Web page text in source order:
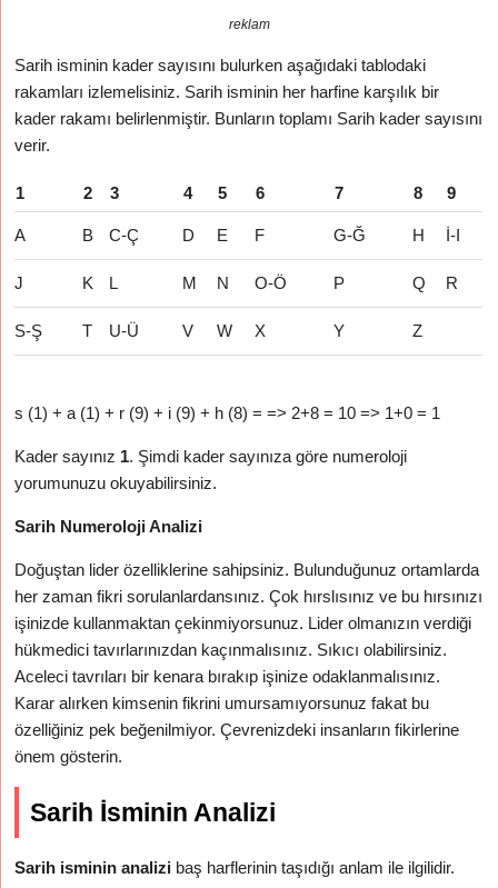
reklam
Sarih isminin kader sayısını bulurken aşağıdaki tablodaki
rakamları izlemelisiniz. Sarih isminin her harfine karşılık bir
kader rakamı belirlenmiştir. Bunların toplamı Sarih kader sayısını
verir.
1 2 3 4 5 6 7 8 9
A B C-Ç D E F G-Ğ H İ-I
J K L M N O-Ö P Q R
S-Ş T U-Ü V W X Y Z
s (1) + a (1) + r (9) + i (9) + h (8) = => 2+8 = 10 => 1+0 = 1
Kader sayınız 1. Şimdi kader sayınıza göre numeroloji
yorumunuzu okuyabilirsiniz.
Sarih Numeroloji Analizi
Doğuştan lider özelliklerine sahipsiniz. Bulunduğunuz ortamlarda
her zaman fikri sorulanlardansınız. Çok hırslısınız ve bu hırsınızı
işinizde kullanmaktan çekinmiyorsunuz. Lider olmanızın verdiği
hükmedici tavırlarınızdan kaçınmalısınız. Sıkıcı olabilirsiniz.
Aceleci tavrıları bir kenara bırakıp işinize odaklanmalısınız.
Karar alırken kimsenin fikrini umursamıyorsunuz fakat bu
özelliğiniz pek beğenilmiyor. Çevrenizdeki insanların fikirlerine
önem gösterin.
Sarih İsminin Analizi
Sarih isminin analizi baş harflerinin taşıdığı anlam ile ilgilidir.